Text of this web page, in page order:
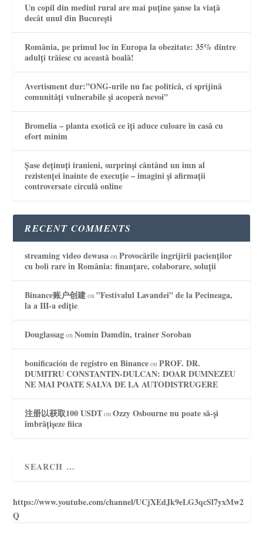
Un copil din mediul rural are mai puține șanse la viață
decât unul din București
România, pe primul loc în Europa la obezitate: 35% dintre
adulți trăiesc cu această boală!
Avertisment dur:”ONG-urile nu fac politică, ci sprijină
comunități vulnerabile și acoperă nevoi”
Bromelia – planta exotică ce îți aduce culoare în casă cu
efort minim
Șase deținuți iranieni, surprinși cântând un imn al
rezistenței înainte de execuție – imagini și afirmații
controversate circulă online
RECENT COMMENTS
streaming video dewasaonProvocările îngrijirii pacienților
cu boli rare în România: finanțare, colaborare, soluții
Binance账户创建on”Festivalul Lavandei” de la Pecineaga,
la a III-a ediție
DouglassagonNomin Damdin, trainer Soroban
bonificación de registro en BinanceonPROF. DR.
DUMITRU CONSTANTIN-DULCAN: DOAR DUMNEZEU
NE MAI POATE SALVA DE LA AUTODISTRUGERE
注册以获取100 USDTonOzzy Osbourne nu poate să-și
îmbrățișeze fiica
https://www.youtube.com/channel/UCjXEdJk9eLG3qcSl7yxMw2
Q